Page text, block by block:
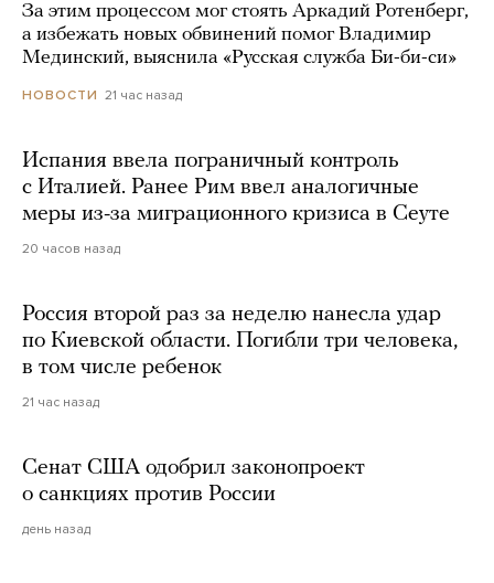
За этим процессом мог стоять Аркадий Ротенберг,
а избежать новых обвинений помог Владимир
Мединский, выяснила «Русская служба Би-би-си»
НОВОСТИ 21 час назад
Испания ввела пограничный контроль
с Италией. Ранее Рим ввел аналогичные
меры из-за миграционного кризиса в Сеуте
20 часов назад
Россия второй раз за неделю нанесла удар
по Киевской области. Погибли три человека,
в том числе ребенок
21 час назад
Сенат США одобрил законопроект
о санкциях против России
день назад